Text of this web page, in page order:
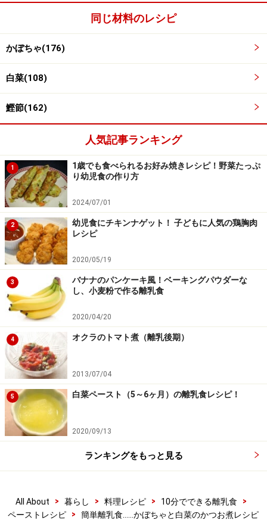
何回か作ったのですが、みじん切りにしてから加熱する
よりも、軟らかくなるのが早く甘味が感じられたのでこ
加熱してもＯＫです。
4
かぼちゃをつぶす
かぼちゃはスプーンの背などでつぶします。
写真はわかりやすいように別皿で撮影していますが、耐
熱容器のままでＯＫ。
同じ材料のレシピ
かぼちゃ(176)
白菜(108)
鰹節(162)
人気記事ランキング
1
1歳でも食べられるお好み焼きレシピ！野菜たっぷ
り幼児食の作り方
2024/07/01
2
幼児食にチキンナゲット！ 子どもに人気の鶏胸肉
レシピ
2020/05/19
3
バナナのパンケーキ風！ベーキングパウダーな
し、小麦粉で作る離乳食
2020/04/20
4 オクラのトマト煮（離乳後期）
2013/07/04
5 白菜ペースト（5～6ヶ月）の離乳食レシピ！
2020/09/13
ランキングをもっと見る
All About > 暮らし > 料理レシピ > 10分でできる離乳食
>
ペーストレシピ
> 簡単離乳食……かぼちゃと白菜のかつお煮レシピ